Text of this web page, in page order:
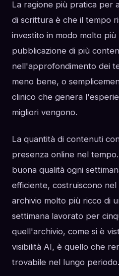
La ragione più pratica per
di scrittura è che il tempo
investito in modo molto
pubblicazione di più
nell'approfondimento dei
meno bene, o
clinico che genera
migliori vengono.
La quantità di contenuti
presenza online nel
buona qualità ogni
efficiente, costruiscono
archivio molto più ricco di
settimana lavorato per
quell'archivio, come si è
visibilità AI, è quello che
trovabile nel lungo periodo.